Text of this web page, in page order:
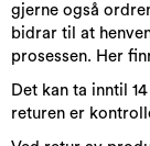
gjerne også
bidrar til at
prosessen. Her
Det kan ta inntil
returen er